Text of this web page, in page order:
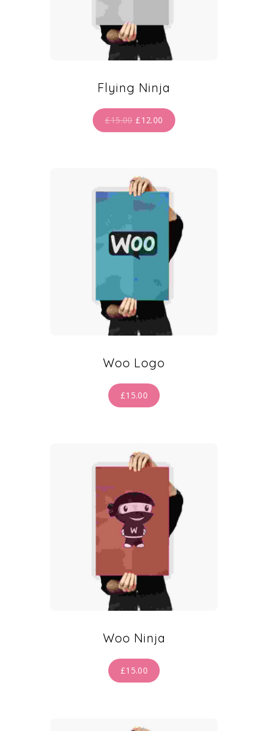
Flying Ninja
£15.00 £12.00
Woo Logo
£15.00
Woo Ninja
£15.00